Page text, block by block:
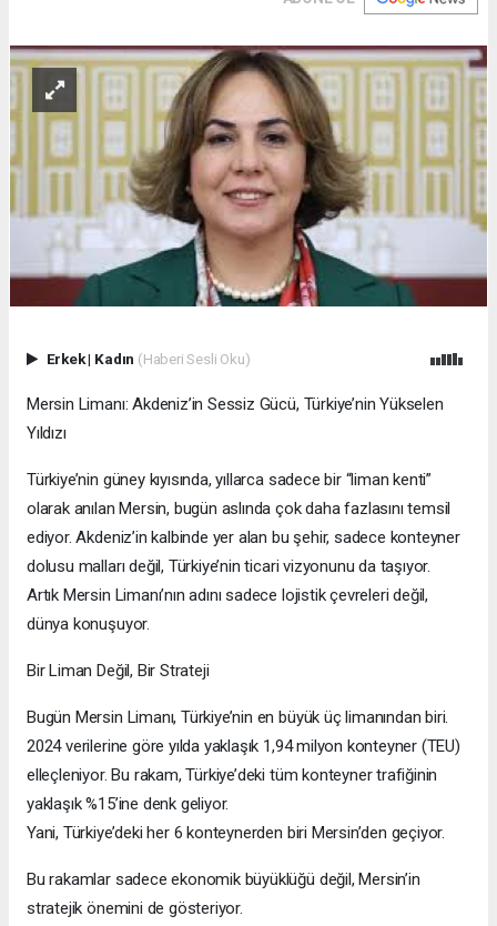
Erkek| Kadın (Haberi Sesli Oku)
Mersin Limanı: Akdeniz’in Sessiz Gücü, Türkiye’nin Yükselen
Yıldızı
Türkiye’nin güney kıyısında, yıllarca sadece bir “liman kenti”
olarak anılan Mersin, bugün aslında çok daha fazlasını temsil
ediyor. Akdeniz’in kalbinde yer alan bu şehir, sadece konteyner
dolusu malları değil, Türkiye’nin ticari vizyonunu da taşıyor.
Artık Mersin Limanı’nın adını sadece lojistik çevreleri değil,
dünya konuşuyor.
Bir Liman Değil, Bir Strateji
Bugün Mersin Limanı, Türkiye’nin en büyük üç limanından biri.
2024 verilerine göre yılda yaklaşık 1,94 milyon konteyner (TEU)
elleçleniyor. Bu rakam, Türkiye’deki tüm konteyner trafiğinin
yaklaşık %15’ine denk geliyor.
Yani, Türkiye’deki her 6 konteynerden biri Mersin’den geçiyor.
Bu rakamlar sadece ekonomik büyüklüğü değil, Mersin’in
stratejik önemini de gösteriyor.